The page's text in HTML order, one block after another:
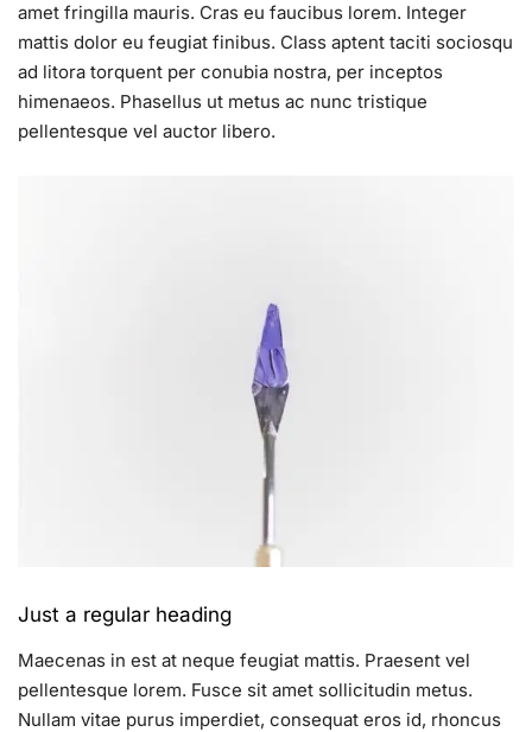
amet fringilla mauris. Cras eu faucibus lorem. Integer
mattis dolor eu feugiat finibus. Class aptent taciti sociosqu
ad litora torquent per conubia nostra, per inceptos
himenaeos. Phasellus ut metus ac nunc tristique
pellentesque vel auctor libero.
Just a regular heading
Maecenas in est at neque feugiat mattis. Praesent vel
pellentesque lorem. Fusce sit amet sollicitudin metus.
Nullam vitae purus imperdiet, consequat eros id, rhoncus